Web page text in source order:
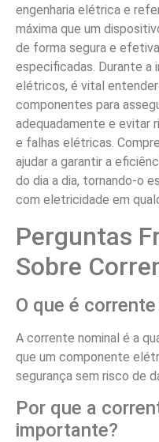
engenharia elétrica e
máxima que um
de forma segura e
especificadas. Durante a
elétricos, é vital
componentes para
adequadamente e evitar
e falhas elétricas.
ajudar a garantir a
do dia a dia, tornando-o
com eletricidade em
Perguntas
Sobre
O que é
A corrente nominal é a
que um componente
segurança sem risco de
Por que a
importante?